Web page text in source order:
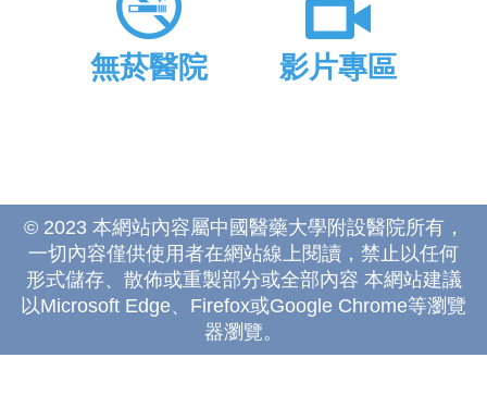
無菸醫院 影片專區
© 2023 本網站內容屬中國醫藥大學附設醫院所有，
一切內容僅供使用者在網站線上閱讀，禁止以任何
形式儲存、散佈或重製部分或全部內容 本網站建議
以Microsoft Edge、Firefox或Google Chrome等瀏覽
器瀏覽。